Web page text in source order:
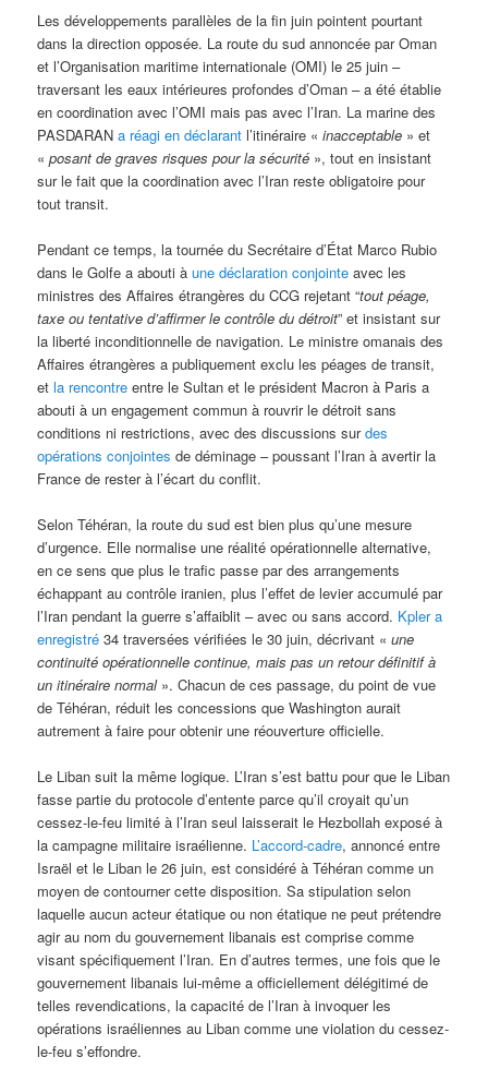
Les développements parallèles de la fin juin pointent pourtant
dans la direction opposée. La route du sud annoncée par Oman
et l’Organisation maritime internationale (OMI) le 25 juin –
traversant les eaux intérieures profondes d’Oman – a été établie
en coordination avec l’OMI mais pas avec l’Iran. La marine des
PASDARANa réagi en déclarant l’itinéraire «inacceptable » et
«posant de graves risques pour la sécurité », tout en insistant
sur le fait que la coordination avec l’Iran reste obligatoire pour
tout transit.
Pendant ce temps, la tournée du Secrétaire d’État Marco Rubio
dans le Golfe a abouti àune déclaration conjointe avec les
ministres des Affaires étrangères du CCG rejetant “tout péage,
taxe ou tentative d’affirmer le contrôle du détroit” et insistant sur
la liberté inconditionnelle de navigation. Le ministre omanais des
Affaires étrangères a publiquement exclu les péages de transit,
etla rencontre entre le Sultan et le président Macron à Paris a
abouti à un engagement commun à rouvrir le détroit sans
conditions ni restrictions, avec des discussions surdes
opérations conjointes de déminage – poussant l’Iran à avertir la
France de rester à l’écart du conflit.
Selon Téhéran, la route du sud est bien plus qu’une mesure
d’urgence. Elle normalise une réalité opérationnelle alternative,
en ce sens que plus le trafic passe par des arrangements
échappant au contrôle iranien, plus l’effet de levier accumulé par
l’Iran pendant la guerre s’affaiblit – avec ou sans accord. Kpler a
enregistré 34 traversées vérifiées le 30 juin, décrivant «une
continuité opérationnelle continue, mais pas un retour définitif à
un itinéraire normal ». Chacun de ces passage, du point de vue
de Téhéran, réduit les concessions que Washington aurait
autrement à faire pour obtenir une réouverture officielle.
Le Liban suit la même logique. L’Iran s’est battu pour que le Liban
fasse partie du protocole d’entente parce qu’il croyait qu’un
cessez-le-feu limité à l’Iran seul laisserait le Hezbollah exposé à
la campagne militaire israélienne. L’accord-cadre, annoncé entre
Israël et le Liban le 26 juin, est considéré à Téhéran comme un
moyen de contourner cette disposition. Sa stipulation selon
laquelle aucun acteur étatique ou non étatique ne peut prétendre
agir au nom du gouvernement libanais est comprise comme
visant spécifiquement l’Iran. En d’autres termes, une fois que le
gouvernement libanais lui-même a officiellement délégitimé de
telles revendications, la capacité de l’Iran à invoquer les
opérations israéliennes au Liban comme une violation du cessez-
le-feu s’effondre.